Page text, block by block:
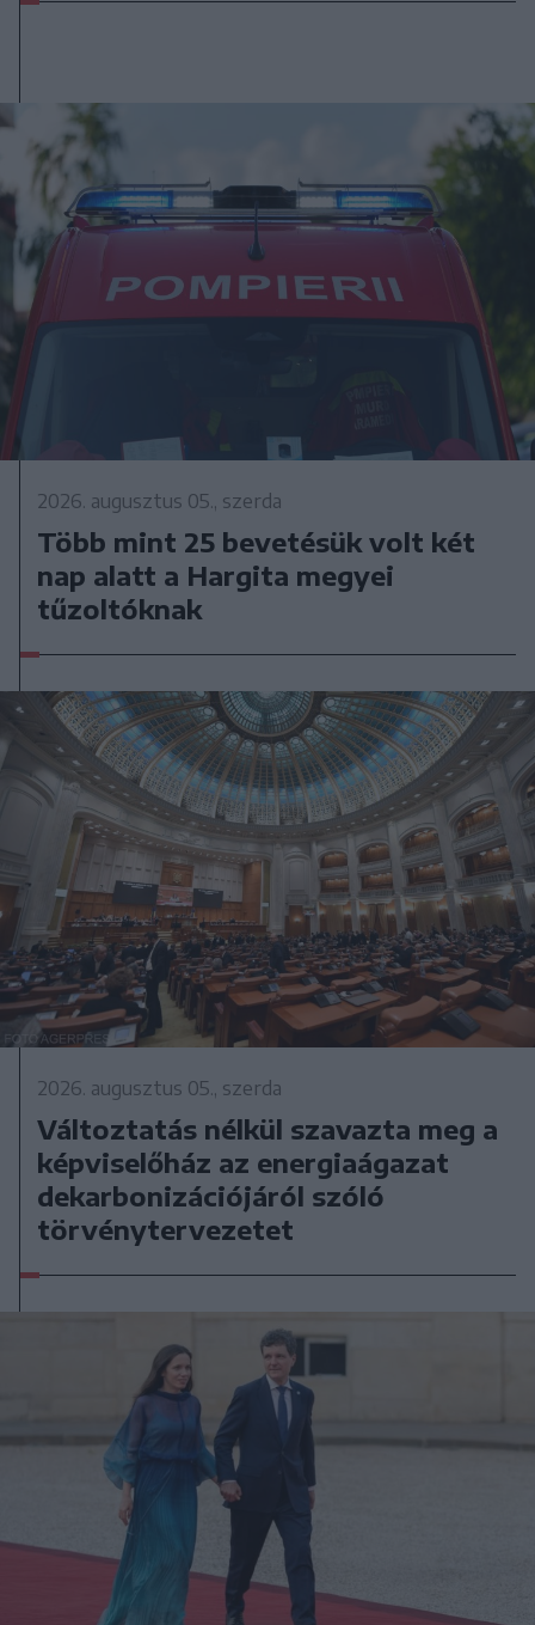
2026. augusztus 05., szerda
Több mint 25 bevetésük volt két
nap alatt a Hargita megyei
tűzoltóknak
2026. augusztus 05., szerda
Változtatás nélkül szavazta meg a
képviselőház az energiaágazat
dekarbonizációjáról szóló
törvénytervezetet